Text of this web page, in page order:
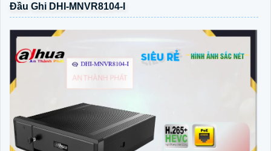
Đầu Ghi DHI-MNVR8104-I